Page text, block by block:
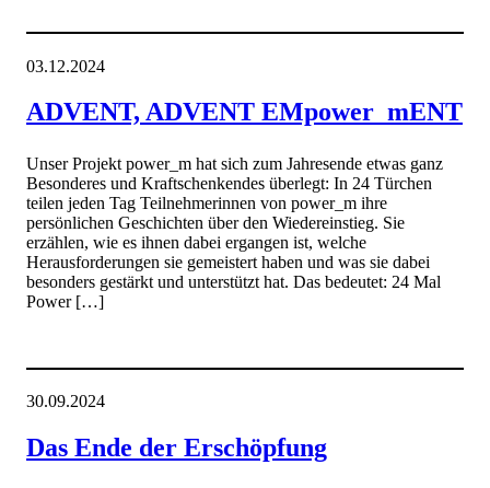
03.12.2024
ADVENT, ADVENT EMpower_mENT
Unser Projekt power_m hat sich zum Jahresende etwas ganz
Besonderes und Kraftschenkendes überlegt: In 24 Türchen
teilen jeden Tag Teilnehmerinnen von power_m ihre
persönlichen Geschichten über den Wiedereinstieg. Sie
erzählen, wie es ihnen dabei ergangen ist, welche
Herausforderungen sie gemeistert haben und was sie dabei
besonders gestärkt und unterstützt hat. Das bedeutet: 24 Mal
Power […]
30.09.2024
Das Ende der Erschöpfung